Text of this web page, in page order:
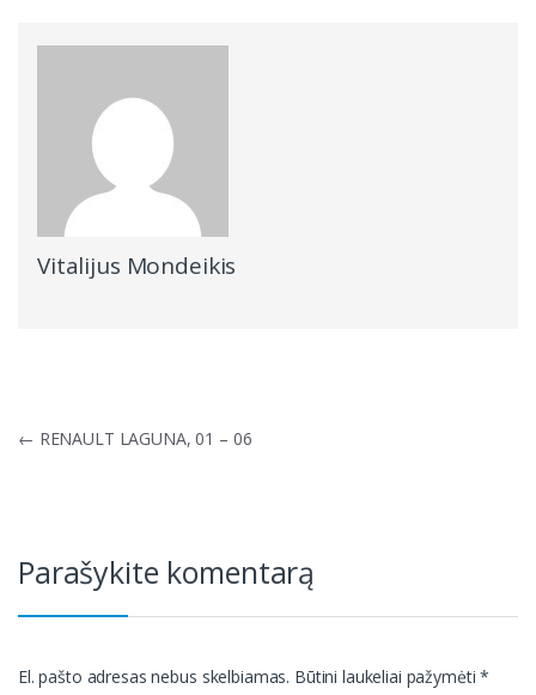
Vitalijus Mondeikis
Navigacija
← RENAULT LAGUNA, 01 – 06
Parašykite komentarą
El. pašto adresas nebus skelbiamas. Būtini laukeliai pažymėti*